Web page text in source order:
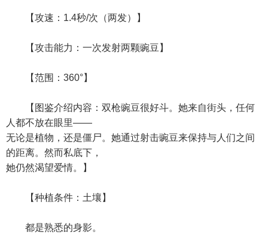
【攻速：1.4秒/次（两发）】
【攻击能力：一次发射两颗豌豆】
【范围：360°】
【图鉴介绍内容：双枪豌豆很好斗。她来自街头，任何
人都不放在眼里——
无论是植物，还是僵尸。她通过射击豌豆来保持与人们之间
的距离。然而私底下，
她仍然渴望爱情。】
【种植条件：土壤】
都是熟悉的身影。